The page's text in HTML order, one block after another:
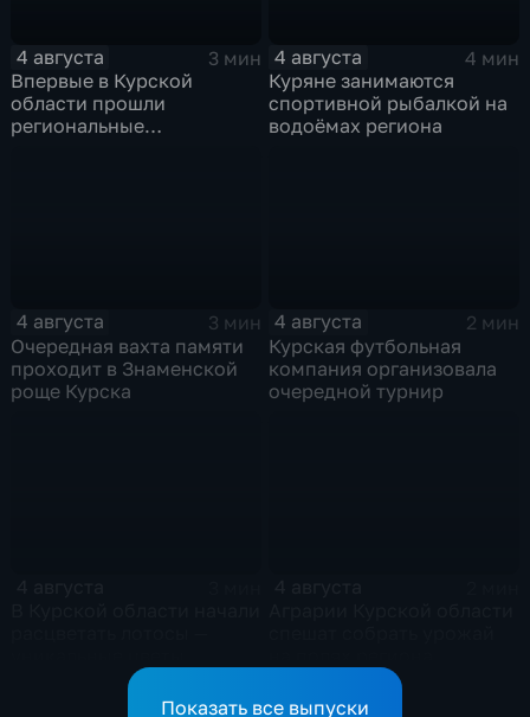
4 августа
3 мин
Впервые в Курской
области прошли
региональные
4 августа
4 мин
Куряне занимаются
спортивной рыбалкой на
водоёмах региона
4 августа
3 мин
Очередная вахта памяти
проходит в Знаменской
роще Курска
4 августа
2 мин
Курская футбольная
компания организовала
очередной турнир
Показать все выпуски